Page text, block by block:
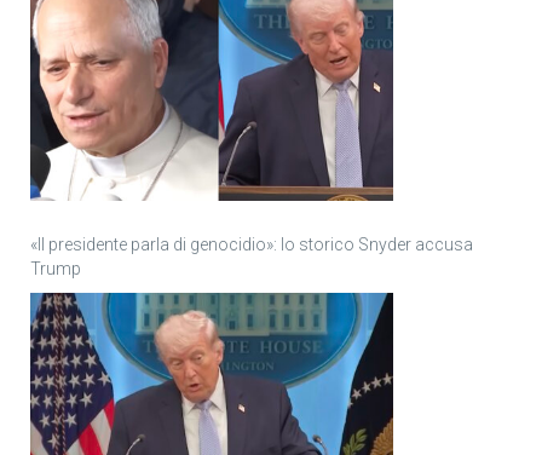
«Il presidente parla di genocidio»: lo storico Snyder accusa
Trump